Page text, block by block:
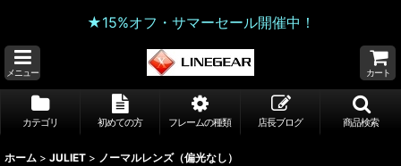
★15%オフ・サマーセール開催中！
メニュー カート
カテゴリ 初めての方 フレームの種類 店長ブログ 商品検索
ホーム > JULIET > ノーマルレンズ（偏光なし）